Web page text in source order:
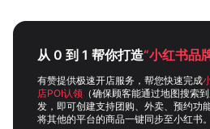
从 0 到 1 帮你打造“小红书品
有赞提供极速开店服务，帮您快速完成
店POI认领 （确保顾客能通过地图搜索
发，即可创建支持团购、外卖、预约功
将其他的平台的商品一键同步至小红书。